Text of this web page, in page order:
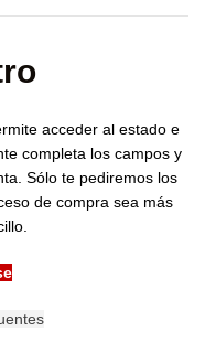
acceder al estado e
completa los campos y
Sólo te pediremos los
de compra sea más